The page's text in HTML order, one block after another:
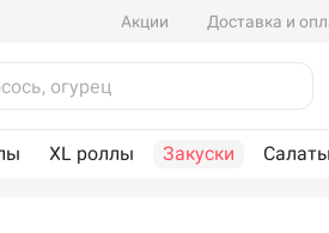
Акции Доставка и
XL роллы Закуски Салаты